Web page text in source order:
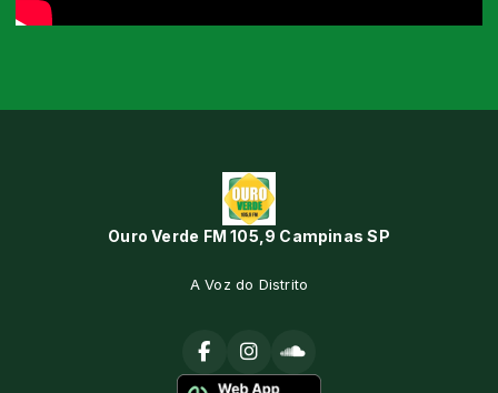
Ouro Verde FM 105,9 Campinas SP
A Voz do Distrito